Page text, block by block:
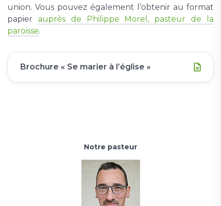
union. Vous pouvez également l’obtenir au format
papier auprès de Philippe Morel, pasteur de la
paroisse.
Brochure « Se marier à l’église »
Notre pasteur